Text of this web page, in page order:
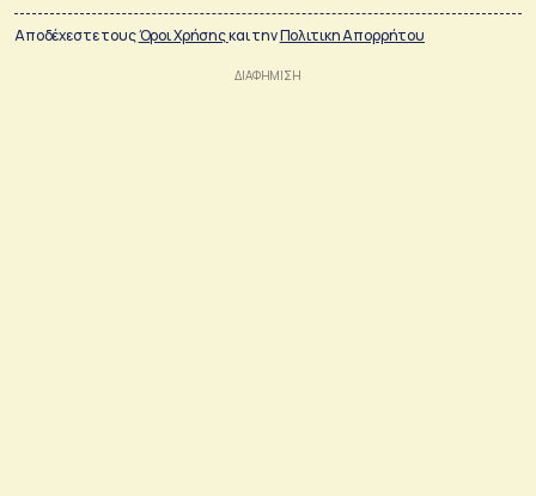
Αποδέχεστε τουςΌροι Χρήσηςκαι τηνΠολιτικη Απορρήτου